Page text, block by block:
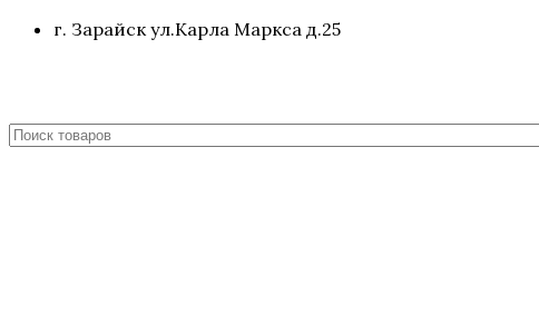
г. Зарайск ул.Карла Маркса д.25